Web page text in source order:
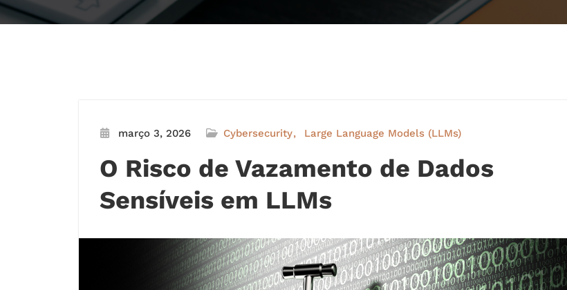
março 3, 2026 Cybersecurity Large Language Models (LLMs)
O Risco de Vazamento de Dados
Sensíveis em LLMs